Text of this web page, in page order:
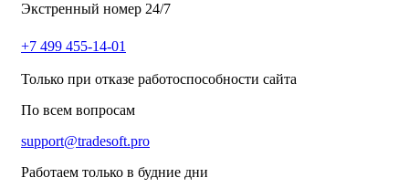
Экстренный номер 24/7
+7 499 455-14-01
Только при отказе работоспособности сайта
По всем вопросам
support@tradesoft.pro
Работаем только в будние дни